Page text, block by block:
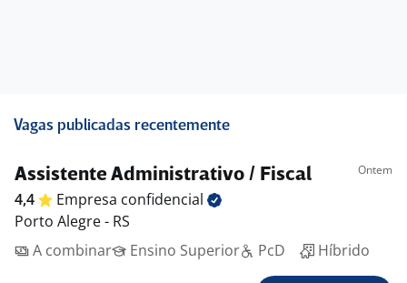
Vagas publicadas recentemente
Assistente Administrativo / Fiscal Ontem
4,4 Empresa confidencial
Porto Alegre - RS
A combinar
Ensino Superior PcD Híbrido